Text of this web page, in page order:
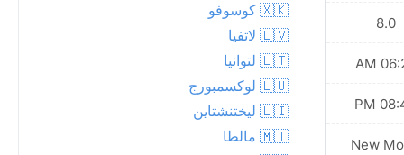
8.0
New
8.0
06:24 AM
08:47 PM
New Moon
🇽🇰 كوسوفو
🇱🇻 لاتفيا
🇱🇹 لتوانيا
🇱🇺 لوكسمبورج
🇱🇮 ليختنشتاين
🇲🇹 مالطا